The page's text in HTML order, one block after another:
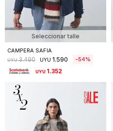
Seleccionar talle
CAMPERA SAFIA
UYU 3.490 UYU 1.590 54
UYU 1.352